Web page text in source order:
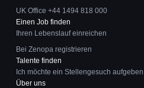
UK Office +44 1494 818 000
Einen Job finden
Ihren Lebenslauf einreichen
Bei Zenopa registrieren
Talente finden
Ich möchte ein Stellengesuch aufgeben
Über uns